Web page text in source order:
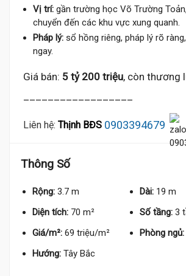
Vị trí: gần trường học Võ Trường
chuyển đến các khu vực xung quanh.
Pháp lý: sổ hồng riêng, pháp lý rõ
ngay.
Giá bán: 5 tỷ 200 triệu, còn thương
Liên hệ: Thịnh BĐS 0903394679
Thông Số
Rộng: 3.7 m Dài: 19 m
Diện tích: 70 m² Số tầng: 3
Giá/m²: 69 triệu/m² Phòng ngủ:
Hướng: Tây Bắc